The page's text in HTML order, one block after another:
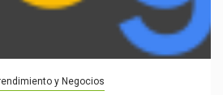
y Negocios